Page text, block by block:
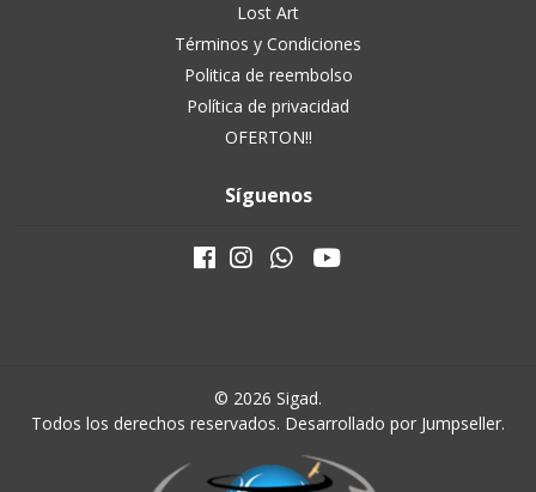
Lost Art
Términos y Condiciones
Politica de reembolso
Política de privacidad
OFERTON!!
Síguenos
© 2026 Sigad.
Todos los derechos reservados. Desarrollado por Jumpseller.